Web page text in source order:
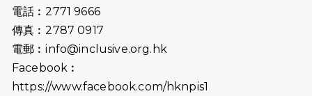
2024-10-01
港鐵「Chill Fun鐵路樂園」近8萬人
參加 邀視障、聽障人士入場促社會共
2024-08-11
Justice Bernstein’s interview with
電話︰2771 9666
傳真︰2787 0917
電郵︰info@inclusive.org.hk
Facebook︰
https://www.facebook.com/hknpis1